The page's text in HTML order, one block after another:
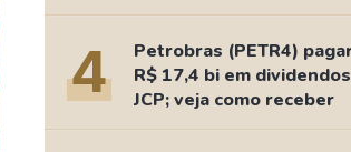
4
Petrobras (PETR4)
R$ 17,4 bi em
JCP; veja como receber